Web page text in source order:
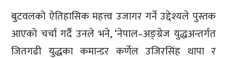
बुटवलको ऐतिहासिक महत्त्व उजागर गर्ने उद्देश्यले पुस्तक
आएको चर्चा गर्दै उनले भने, ‘नेपाल–अङ्ग्रेज युद्धअन्तर्गत
जितगढी युद्धका कमान्डर कर्णेल उजिरसिंह थापा र